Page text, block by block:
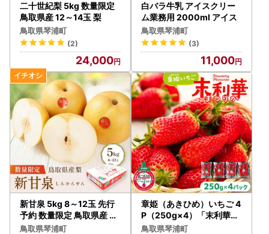
二十世紀梨 5kg 数量限定
鳥取県産 12～14玉 梨
鳥取県琴浦町
(2)
24,000
白バラ牛乳 アイスクリー
ム業務用 2000ml アイス
鳥取県琴浦町
(3)
11,000
新甘泉 5kg 8～12玉 先行
予約 数量限定 鳥取県産 梨
梨
鳥取県琴浦町
章姫（あきひめ）いちご 4
P（250g×4）「末利華（
まつりか）」 いちご
鳥取県琴浦町